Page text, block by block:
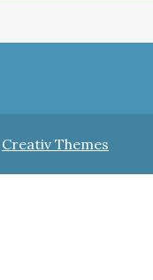
Creativ Themes